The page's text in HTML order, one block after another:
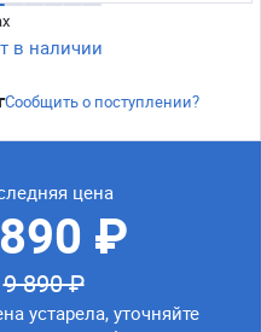
в наличии
Сообщить о поступлении?
цена
₽
9 890 ₽
устарела, уточняйте